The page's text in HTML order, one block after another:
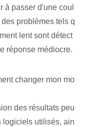
à passer d'une coul
problèmes tels q
lent sont détect
réponse médiocre.
changer mon mo
des résultats peu
logiciels utilisés, ain